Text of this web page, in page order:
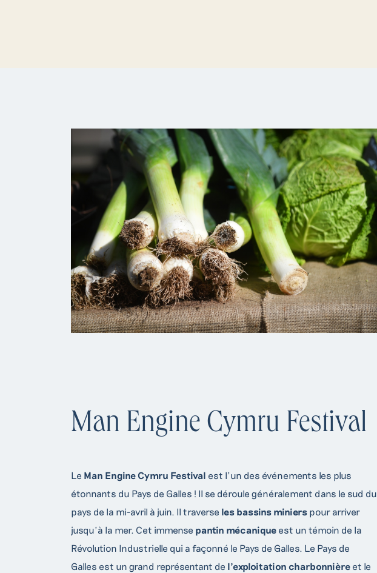
Man Engine Cymru Festival
Le Man Engine Cymru Festival est l’un des événements les plus
étonnants du Pays de Galles ! Il se déroule généralement dans le sud du
pays de la mi-avril à juin. Il traverse les bassins miniers pour arriver
jusqu’à la mer. Cet immense pantin mécanique est un témoin de la
Révolution Industrielle qui a façonné le Pays de Galles. Le Pays de
Galles est un grand représentant de l’exploitation charbonnière et le